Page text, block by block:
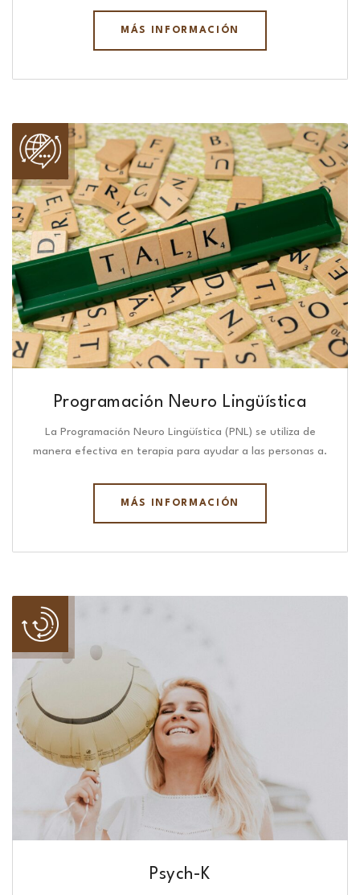
MÁS INFORMACIÓN
Programación Neuro Lingüística​
La Programación Neuro Lingüística (PNL) se utiliza de
manera efectiva en terapia para ayudar a las personas a.
MÁS INFORMACIÓN
Psych-K